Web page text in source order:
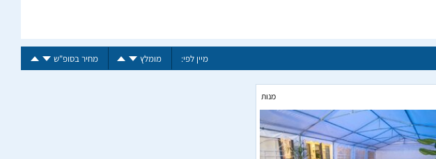
מיין לפי: מומלץ מחיר בסופ"ש
מנות